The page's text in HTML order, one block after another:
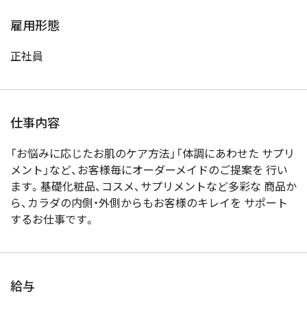
雇用形態
正社員
仕事内容
「お悩みに応じたお肌のケア方法」「体調にあわせた サプリ
メント」など、お客様毎にオーダーメイドのご提案を 行い
ます。基礎化粧品、コスメ、サプリメントなど多彩な 商品か
ら、カラダの内側・外側からもお客様のキレイを サポート
するお仕事です。
給与